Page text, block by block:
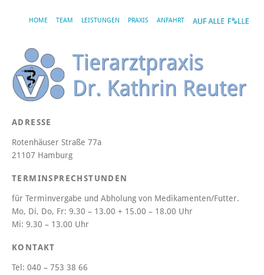
HOME TEAM LEISTUNGEN PRAXIS ANFAHRT
ADRESSE
Rotenhäuser Straße 77a
21107 Hamburg
TERMINSPRECHSTUNDEN
für Terminvergabe und Abholung von Medikamenten/Futter.
Mo, Di, Do, Fr: 9.30 – 13.00 + 15.00 – 18.00 Uhr
Mi: 9.30 – 13.00 Uhr
KONTAKT
Tel: 040 – 753 38 66